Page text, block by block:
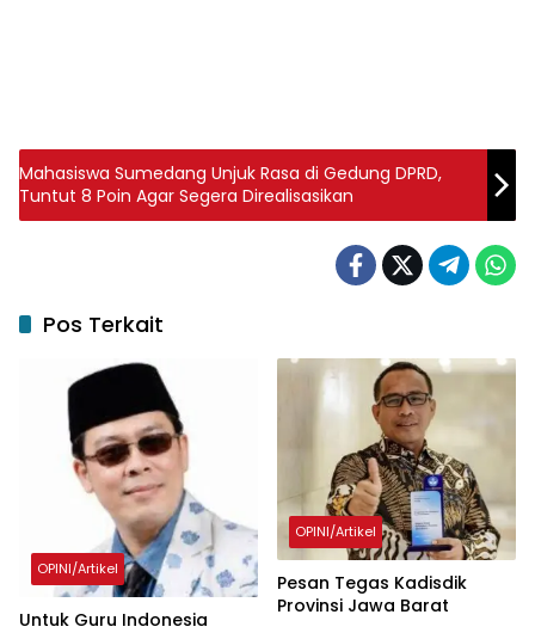
Mahasiswa Sumedang Unjuk Rasa di Gedung DPRD,
Tuntut 8 Poin Agar Segera Direalisasikan
Pos Terkait
OPINI/Artikel
Untuk Guru Indonesia
OPINI/Artikel
Pesan Tegas Kadisdik
Provinsi Jawa Barat